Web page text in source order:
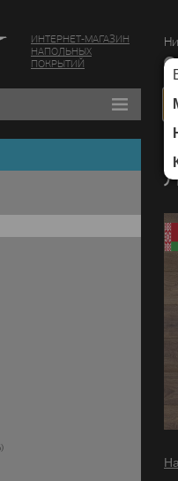
ИНТЕРНЕТ-МАГАЗИН
НАПОЛЬНЫХ
ПОКРЫТИЙ